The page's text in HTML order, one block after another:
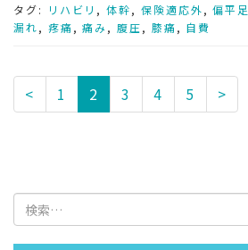
タグ:
リハビリ ,体幹, 保険適応外,偏平足
漏れ, 疼痛,痛み ,腹圧, 膝痛, 自費
< 1 2 3 4 5 >
検
索: